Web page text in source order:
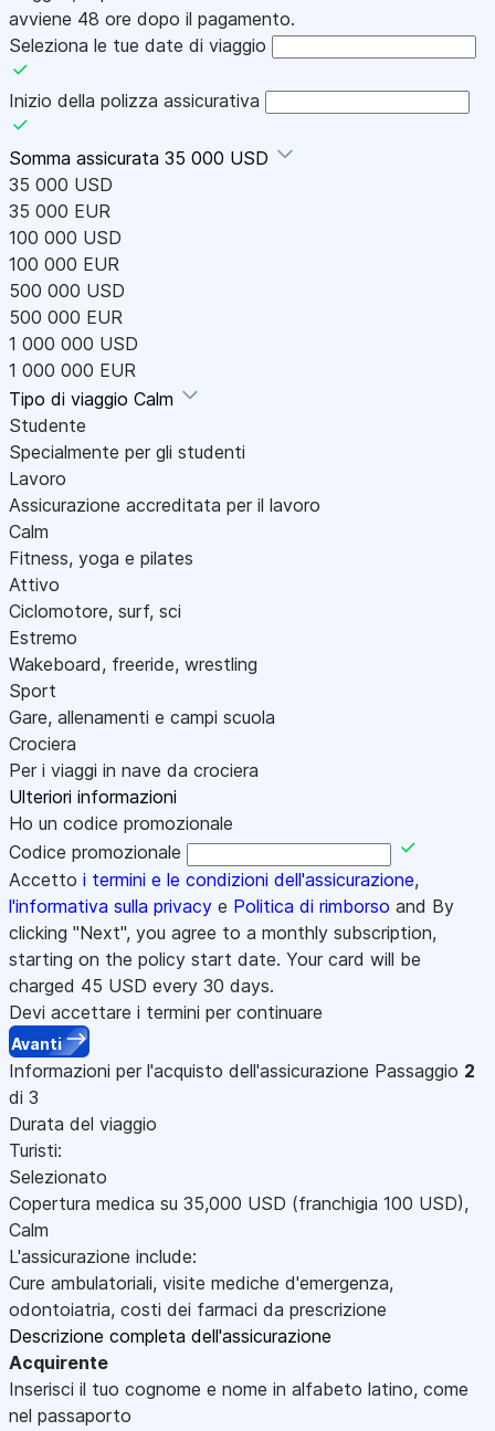
avviene 48 ore dopo il pagamento.
Seleziona le tue date di viaggio
Inizio della polizza assicurativa
Somma assicurata 35 000 USD
35 000 USD
35 000 EUR
100 000 USD
100 000 EUR
500 000 USD
500 000 EUR
1 000 000 USD
1 000 000 EUR
Tipo di viaggio Calm
Studente
Specialmente per gli studenti
Lavoro
Assicurazione accreditata per il lavoro
Calm
Fitness, yoga e pilates
Attivo
Ciclomotore, surf, sci
Estremo
Wakeboard, freeride, wrestling
Sport
Gare, allenamenti e campi scuola
Crociera
Per i viaggi in nave da crociera
Ulteriori informazioni
Ho un codice promozionale
Codice promozionale
Accetto i termini e le condizioni dell'assicurazione,
l'informativa sulla privacy e Politica di rimborso and By
clicking "Next", you agree to a monthly subscription,
starting on the policy start date. Your card will be
charged 45 USD every 30 days.
Devi accettare i termini per continuare
Avanti
Informazioni per l'acquisto dell'assicurazione Passaggio 2
di 3
Durata del viaggio
Turisti:
Selezionato
Copertura medica su 35,000 USD (franchigia 100 USD),
Calm
L'assicurazione include:
Cure ambulatoriali, visite mediche d'emergenza,
odontoiatria, costi dei farmaci da prescrizione
Descrizione completa dell'assicurazione
Acquirente
Inserisci il tuo cognome e nome in alfabeto latino, come
nel passaporto